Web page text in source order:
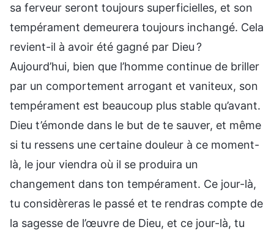
sa ferveur seront toujours superficielles, et son
tempérament demeurera toujours inchangé. Cela
revient-il à avoir été gagné par Dieu ?
Aujourd’hui, bien que l’homme continue de briller
par un comportement arrogant et vaniteux, son
tempérament est beaucoup plus stable qu’avant.
Dieu t’émonde dans le but de te sauver, et même
si tu ressens une certaine douleur à ce moment-
là, le jour viendra où il se produira un
changement dans ton tempérament. Ce jour-là,
tu considèreras le passé et te rendras compte de
la sagesse de l’œuvre de Dieu, et ce jour-là, tu